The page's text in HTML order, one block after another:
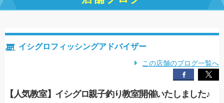
イシグロフィッシングアドバイザー
この店舗のブログ一覧へ
【人気教室】イシグロ親子釣り教室開催いたしました♪